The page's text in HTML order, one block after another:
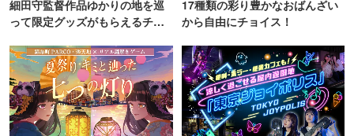
細田守監督作品ゆかりの地を巡
って限定グッズがもらえるチャ
17種類の彩り豊かなおばんざい
から自由にチョイス！